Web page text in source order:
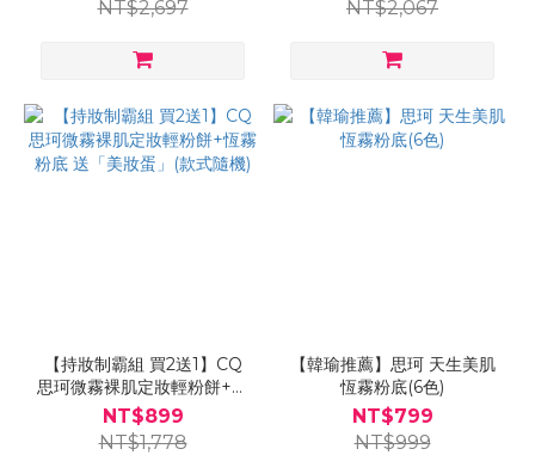
NT$2,697
NT$2,067
【持妝制霸組 買2送1】CQ
思珂微霧裸肌定妝輕粉餅+恆
霧粉底 送「美妝蛋」(款式隨
機)
NT$899
NT$1,778
【韓瑜推薦】思珂 天生美肌
恆霧粉底(6色)
NT$799
NT$999